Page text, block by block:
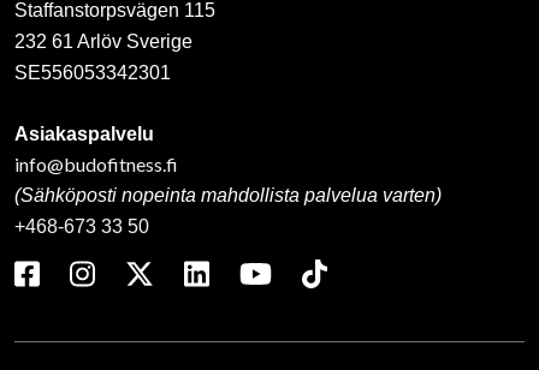
Staffanstorpsvägen 115
232 61 Arlöv Sverige
SE556053342301
Asiakaspalvelu
info@budofitness.fi
(Sähköposti nopeinta mahdollista palvelua varten)
+468-673 33 50